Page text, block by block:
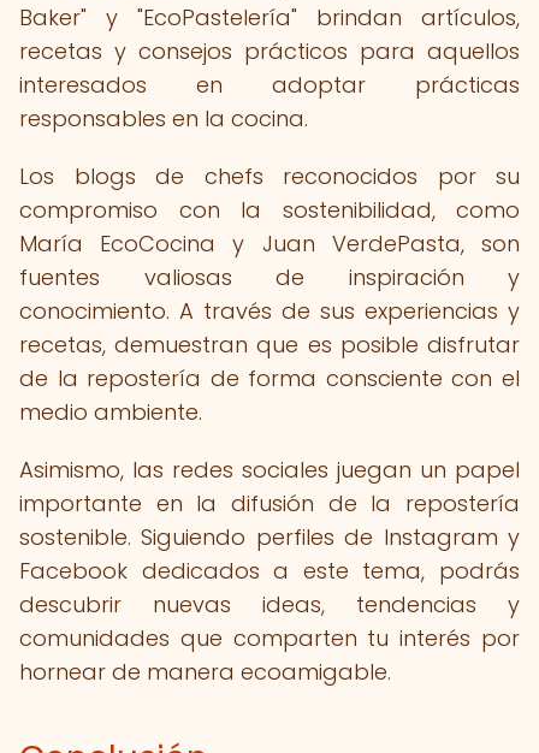
Baker" y "EcoPastelería" brindan artículos,
recetas y consejos prácticos para aquellos
interesados en adoptar prácticas
responsables en la cocina.
Los blogs de chefs reconocidos por su
compromiso con la sostenibilidad, como
María EcoCocina y Juan VerdePasta, son
fuentes valiosas de inspiración y
conocimiento. A través de sus experiencias y
recetas, demuestran que es posible disfrutar
de la repostería de forma consciente con el
medio ambiente.
Asimismo, las redes sociales juegan un papel
importante en la difusión de la repostería
sostenible. Siguiendo perfiles de Instagram y
Facebook dedicados a este tema, podrás
descubrir nuevas ideas, tendencias y
comunidades que comparten tu interés por
hornear de manera ecoamigable.